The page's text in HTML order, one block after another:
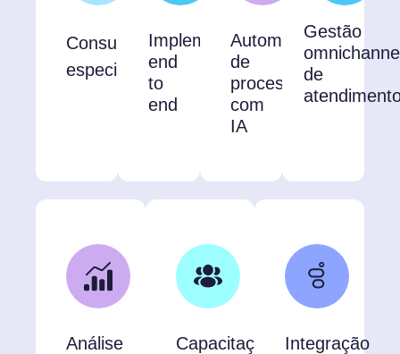
Consultoria
especializada
Implementação
end
to
end
Automação
de
processos
com
IA
Gestão
de
Análise
Capacitação
Integração